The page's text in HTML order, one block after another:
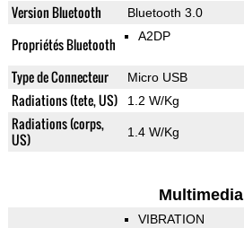
Version Bluetooth Bluetooth 3.0
Propriétés Bluetooth A2DP
Type de Connecteur Micro USB
Radiations (tete, US) 1.2 W/Kg
Radiations (corps,
US)
1.4 W/Kg
Multimedia
VIBRATION